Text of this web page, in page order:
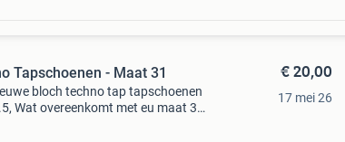
Tapschoenen - Maat 31
bloch techno tap tapschoenen
Wat overeenkomt met eu maat 31.
€ 20,00
17 mei 26